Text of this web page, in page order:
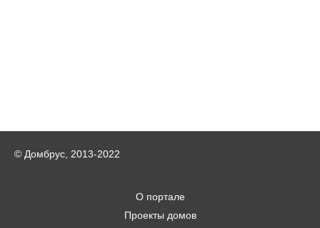
© Домбрус, 2013-2022
О портале
Проекты домов